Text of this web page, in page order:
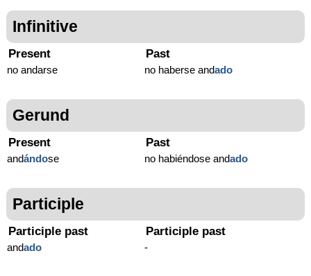
Infinitive
Present
no andarse
Past
no haberse andado
Gerund
Present
andándose
Past
no habiéndose andado
Participle
Participle past
andado
Participle past
-